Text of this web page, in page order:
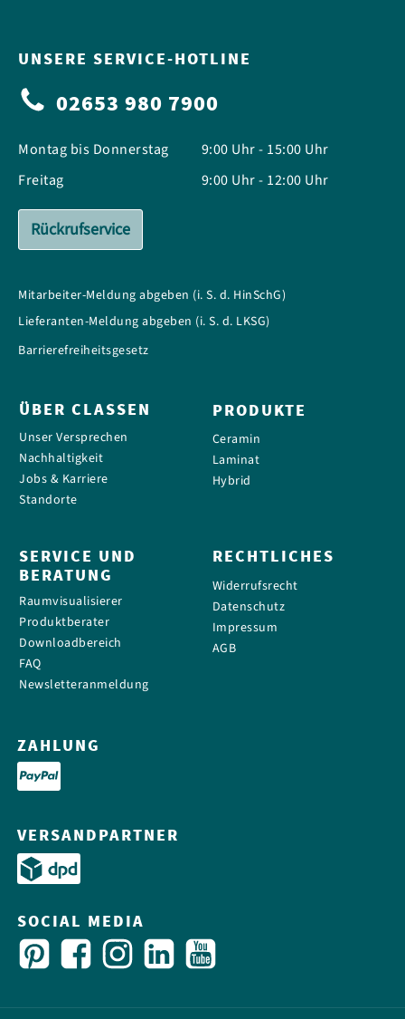
UNSERE SERVICE-HOTLINE
02653 980 7900
Montag bis Donnerstag
Freitag
9:00 Uhr - 15:00 Uhr
9:00 Uhr - 12:00 Uhr
Rückrufservice
Mitarbeiter-Meldung abgeben (i. S. d. HinSchG)
Lieferanten-Meldung abgeben (i. S. d. LKSG)
Barrierefreiheitsgesetz
ÜBER CLASSEN
Unser Versprechen
Nachhaltigkeit
Jobs & Karriere
Standorte
PRODUKTE
Ceramin
Laminat
Hybrid
SERVICE UND
BERATUNG
Raumvisualisierer
Produktberater
Downloadbereich
FAQ
Newsletteranmeldung
RECHTLICHES
Widerrufsrecht
Datenschutz
Impressum
AGB
ZAHLUNG
VERSANDPARTNER
SOCIAL MEDIA